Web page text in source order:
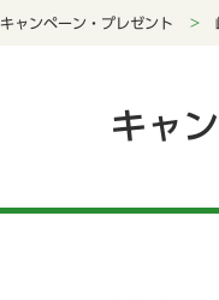
キャンペーン・プレゼント
キャ